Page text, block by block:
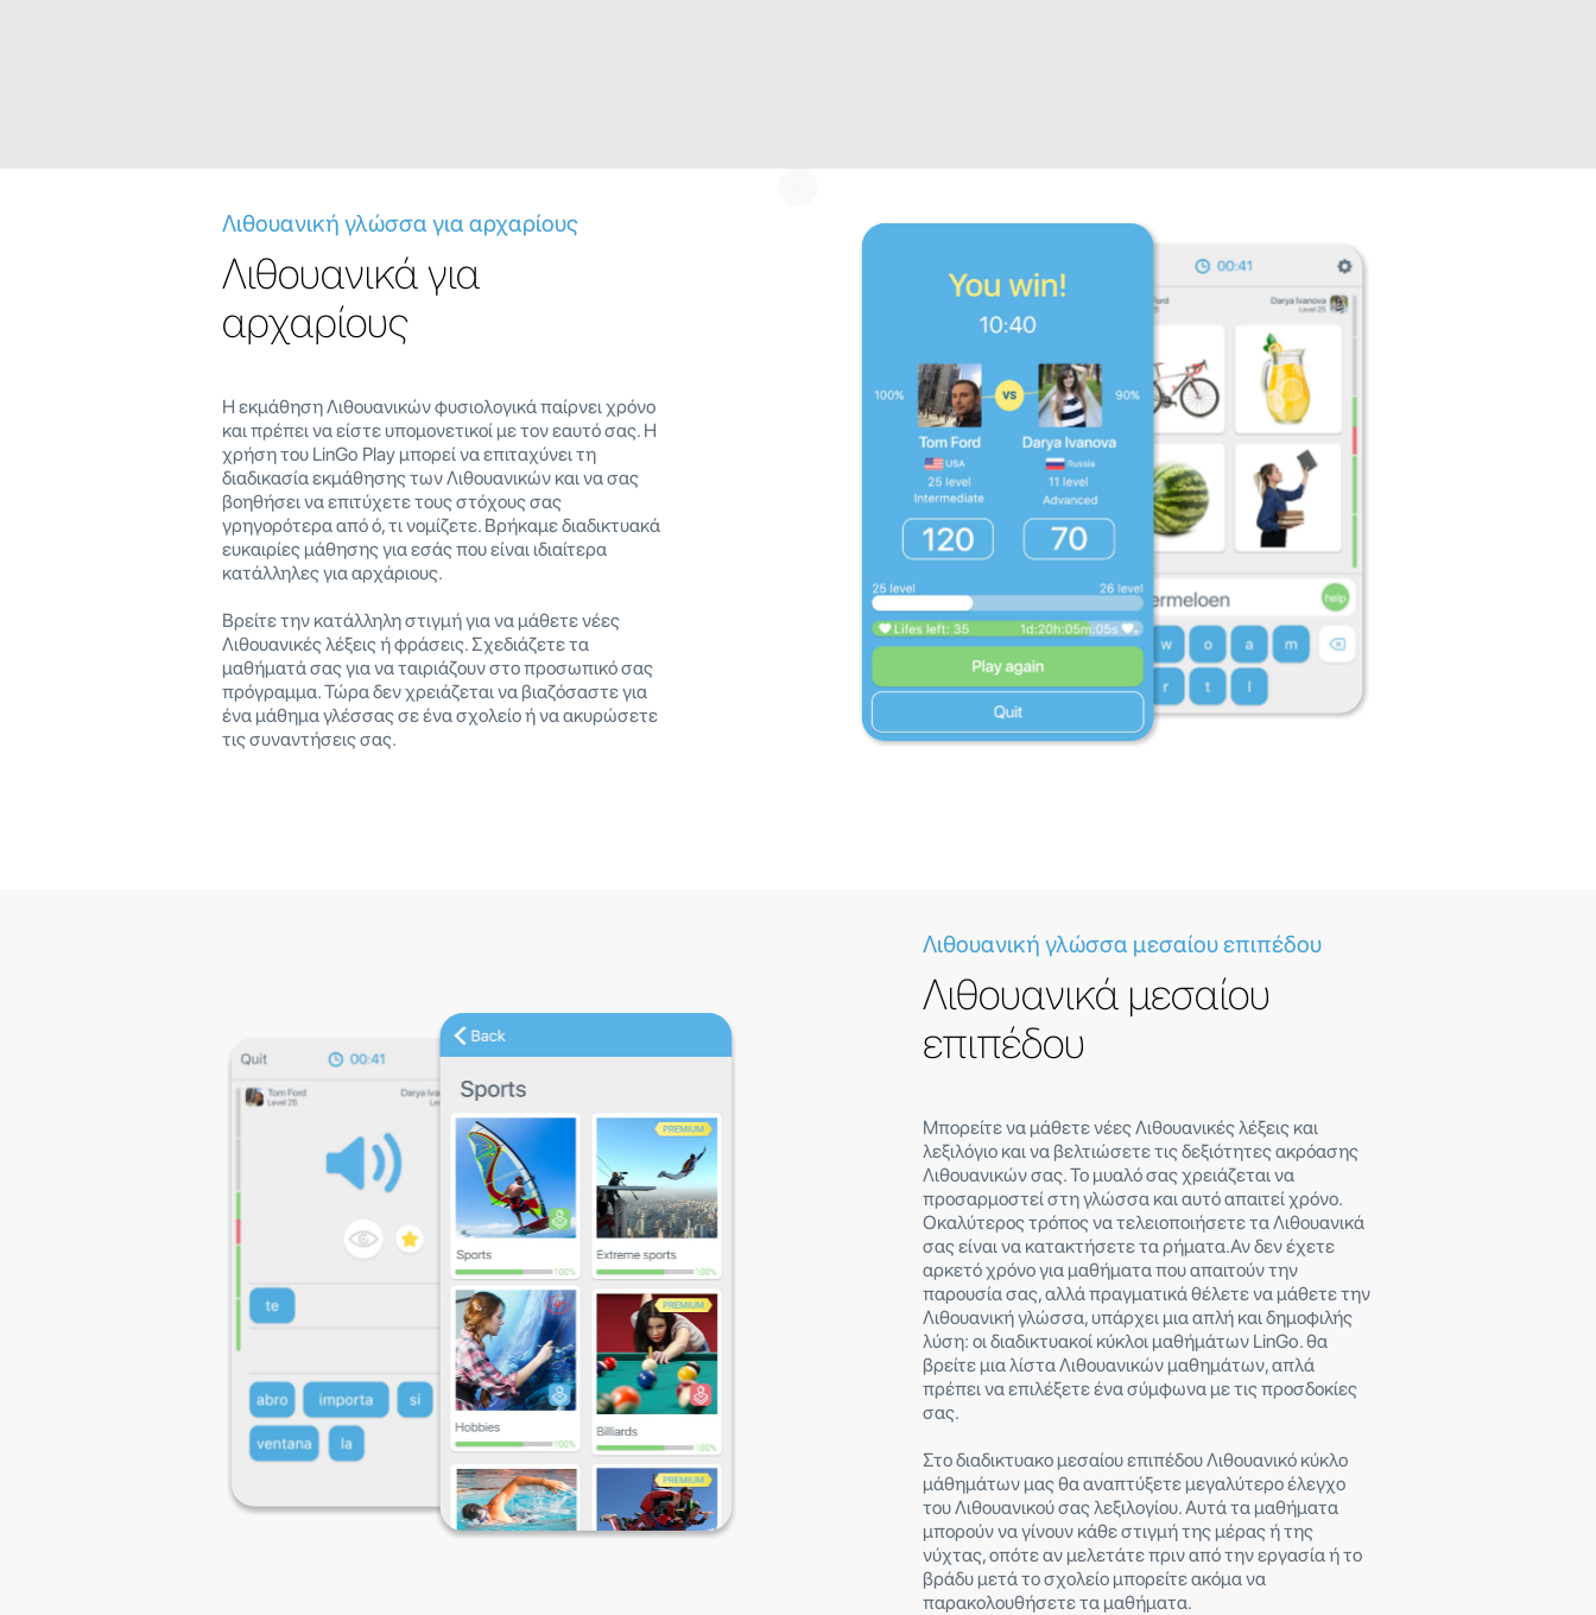
Λιθουανική γλώσσα για αρχαρίους
Λιθουανικά για
αρχαρίους
Η εκμάθηση Λιθουανικών φυσιολογικά παίρνει χρόνο
και πρέπει να είστε υπομονετικοί με τον εαυτό σας. Η
χρήση του LinGo Play μπορεί να επιταχύνει τη
διαδικασία εκμάθησης των Λιθουανικών και να σας
βοηθήσει να επιτύχετε τους στόχους σας
γρηγορότερα από ό, τι νομίζετε. Βρήκαμε διαδικτυακά
ευκαιρίες μάθησης για εσάς που είναι ιδιαίτερα
κατάλληλες για αρχάριους.
Βρείτε την κατάλληλη στιγμή για να μάθετε νέες
Λιθουανικές λέξεις ή φράσεις. Σχεδιάζετε τα
μαθήματά σας για να ταιριάζουν στο προσωπικό σας
πρόγραμμα. Τώρα δεν χρειάζεται να βιαζόσαστε για
ένα μάθημα γλέσσας σε ένα σχολείο ή να ακυρώσετε
τις συναντήσεις σας.
Λιθουανική γλώσσα μεσαίου επιπέδου
Λιθουανικά μεσαίου
επιπέδου
Μπορείτε να μάθετε νέες Λιθουανικές λέξεις και
λεξιλόγιο και να βελτιώσετε τις δεξιότητες ακρόασης
Λιθουανικών σας. Το μυαλό σας χρειάζεται να
προσαρμοστεί στη γλώσσα και αυτό απαιτεί χρόνο.
Οκαλύτερος τρόπος να τελειοποιήσετε τα Λιθουανικά
σας είναι να κατακτήσετε τα ρήματα.Αν δεν έχετε
αρκετό χρόνο για μαθήματα που απαιτούν την
παρουσία σας, αλλά πραγματικά θέλετε να μάθετε την
Λιθουανική γλώσσα, υπάρχει μια απλή και δημοφιλής
λύση: οι διαδικτυακοί κύκλοι μαθήμάτων LinGo. θα
βρείτε μια λίστα Λιθουανικών μαθημάτων, απλά
πρέπει να επιλέξετε ένα σύμφωνα με τις προσδοκίες
σας.
Στο διαδικτυακο μεσαίου επιπέδου Λιθουανικό κύκλο
μάθημάτων μας θα αναπτύξετε μεγαλύτερο έλεγχο
του Λιθουανικού σας λεξιλογίου. Αυτά τα μαθήματα
μπορούν να γίνουν κάθε στιγμή της μέρας ή της
νύχτας, οπότε αν μελετάτε πριν από την εργασία ή το
βράδυ μετά το σχολείο μπορείτε ακόμα να
παρακολουθήσετε τα μαθήματα.